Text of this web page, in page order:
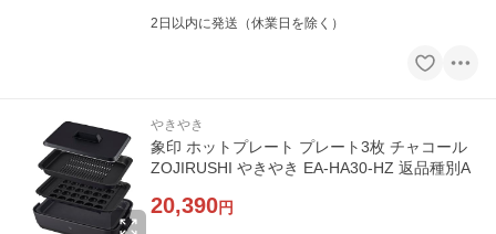
2日以内に発送（休業日を除く）
やきやき
象印 ホットプレート プレート3枚 チャコール
ZOJIRUSHI やきやき EA-HA30-HZ 返品種別A
20,390円